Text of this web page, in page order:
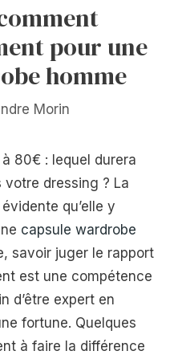
pour une
homme
Morin
80€ : lequel durera
dressing ? La
qu’elle y
capsule wardrobe
savoir juger le rapport
est une compétence
d’être expert en
fortune. Quelques
à faire la différence